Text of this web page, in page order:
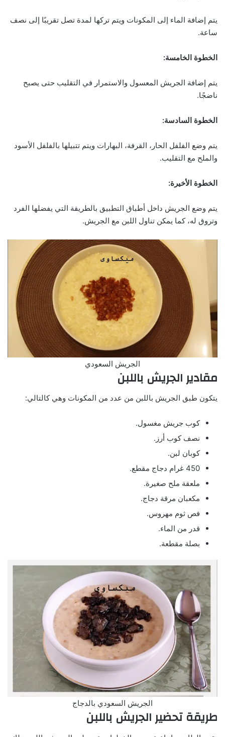
يتم إضافة الماء إلى المكونات ويتم تركها لمدة تصل تقريبًا إلى نصف
ساعة.
الخطوة الخامسة:
يتم إضافة الجريش المعسول والاستمرار في التقليب حتى يصبح
ناضجًا.
الخطوة السادسة:
يتم وضع الفلفل الحار، القرفة، البهارات ويتم تتبيلها بالفلفل الأسود
والملح مع التقليب.
الخطوة الأخيرة:
يتم وضع الجريش داخل أطباق التطبيق بالطريقة التي يفضلها الفرد
وتروق له، كما يمكن تناول اللبن مع الجريش.
الجريش السعودي
مقادير الجريش باللبن
يتكون طبق الجريش باللبن من عدد من المكونات وهي كالتالي:
كوب جريش مغسول.
نصف كوب أرز.
كوبان لبن.
450 غرام دجاج مقطع.
ملعقة ملح صغيرة.
مكعبان مرقة دجاج.
فص ثوم مهروس.
قدر من الماء.
بصلة مقطعة.
الجريش السعودي بالدجاج
طريقة تحضير الجريش باللبن